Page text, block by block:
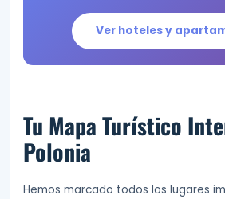
Ver hoteles y
Tu Mapa Turístico
Polonia
Hemos marcado todos los lugares